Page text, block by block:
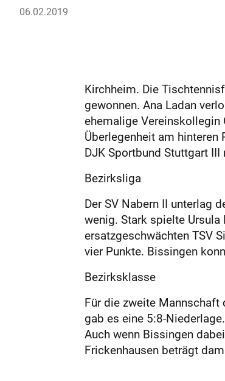
06.02.2019
Kirchheim. Die
gewonnen. Ana Ladan
ehemalige Vereinskollegin
Überlegenheit am hinteren
DJK Sportbund Stuttgart
Bezirksliga
Der SV Nabern II unterlag
wenig. Stark spielte
ersatzgeschwächten TSV
vier Punkte. Bissingen
Bezirksklasse
Für die zweite Mannschaft
gab es eine 5:8-
Auch wenn Bissingen
Frickenhausen beträgt